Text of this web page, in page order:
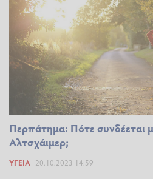
Περπάτημα: Πότε συνδέεται
Αλτσχάιμερ;
ΥΓΕΊΑ 20.10.2023 14:59